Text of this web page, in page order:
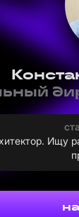
Ищу